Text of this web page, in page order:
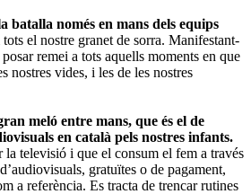
batalla només en mans dels equips
el nostre granet de sorra. Manifestant-
remei a tots aquells moments en que
nostres vides, i les de les nostres
meló entre mans, que és el de
en català pels nostres infants.
televisió i que el consum el fem a través
gratuïtes o de pagament,
a referència. Es tracta de trencar rutines